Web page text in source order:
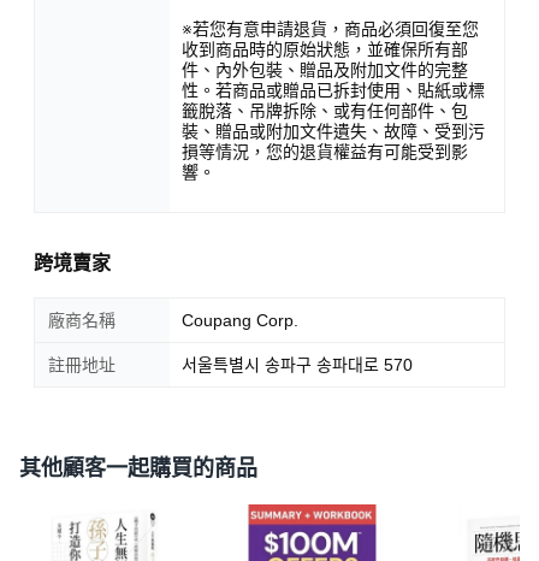
※若您有意申請退貨，商品必須回復至您
收到商品時的原始狀態，並確保所有部
件、內外包裝、贈品及附加文件的完整
性。若商品或贈品已拆封使用、貼紙或標
籤脫落、吊牌拆除、或有任何部件、包
裝、贈品或附加文件遺失、故障、受到污
損等情況，您的退貨權益有可能受到影
響。
跨境賣家
廠商名稱 Coupang Corp.
註冊地址 서울특별시 송파구 송파대로 570
其他顧客一起購買的商品